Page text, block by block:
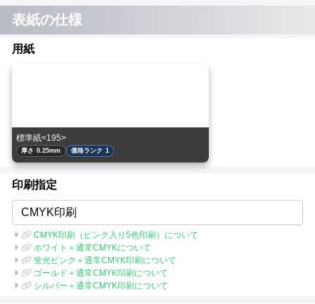
表紙の仕様
用紙
標準紙<195>
厚さ 0.25mm 価格ランク 1
印刷指定
CMYK印刷
CMYK印刷（ピンク入り5色印刷）について
ホワイト＋通常CMYKについて
蛍光ピンク＋通常CMYK印刷について
ゴールド＋通常CMYK印刷について
シルバー＋通常CMYK印刷について